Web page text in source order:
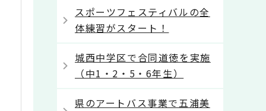
スポーツフェスティバルの全
体練習がスタート！
城西中学区で合同道徳を実施
（中1・2・5・6年生）
県のアートバス事業で五浦美